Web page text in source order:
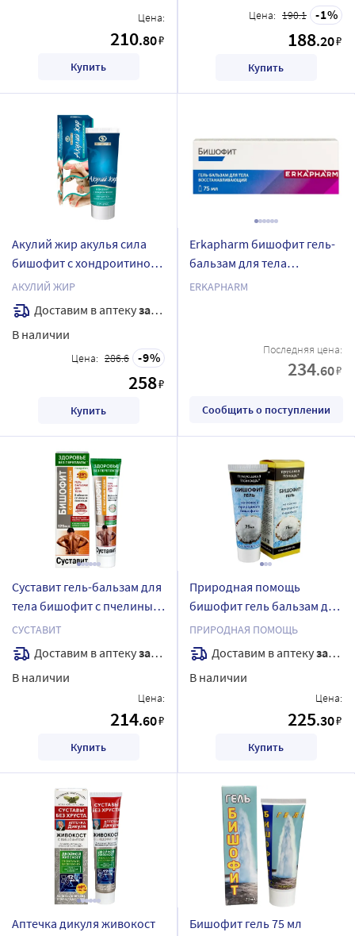
Цена:
210.80₽
Купить
Цена: 190.1 1
188.20₽
Купить
Акулий жир акулья сила
бишофит с хондроитином
крем для тела 75 мл
АКУЛИЙ ЖИР
Доставим в аптекузавтра
В наличии
Цена: 286.6 9
258₽
Купить
Erkapharm бишофит гель-
бальзам для тела
восстанавливающий 75
ERKAPHARM
Последняя цена:
234.60₽
Сообщить о поступлении
Суставит гель-бальзам для
тела бишофит с пчелиным
ядом 125 мл
СУСТАВИТ
Доставим в аптекузавтра
В наличии
Цена:
214.60₽
Купить
Природная помощь
бишофит гель бальзам для
тела 75 гр
ПРИРОДНАЯ ПОМОЩЬ
Доставим в аптекузавтра
В наличии
Цена:
225.30₽
Купить
Аптечка дикуля живокост
Бишофит гель 75 мл